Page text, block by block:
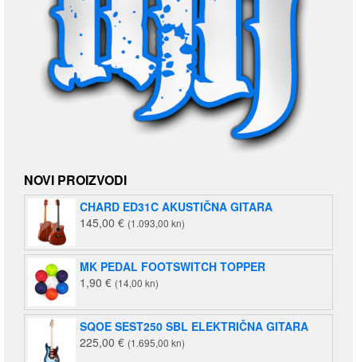
NOVI PROIZVODI
CHARD ED31C AKUSTIČNA GITARA
145,00 € (1.093,00 kn)
MK PEDAL FOOTSWITCH TOPPER
1,90 € (14,00 kn)
SQOE SEST250 SBL ELEKTRIČNA GITARA
225,00 € (1.695,00 kn)